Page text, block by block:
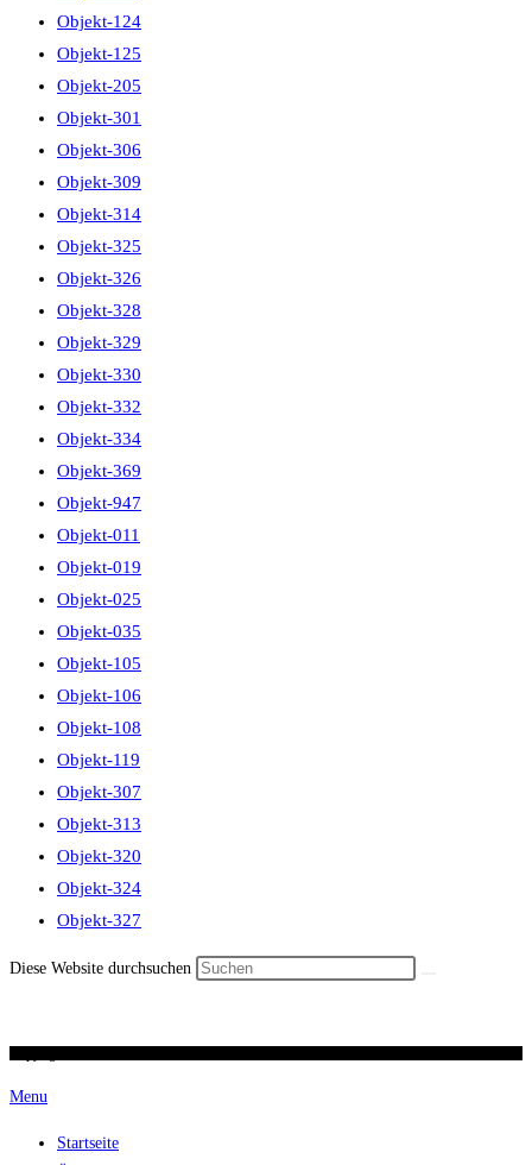
Objekt-124
Objekt-125
Objekt-205
Objekt-301
Objekt-306
Objekt-309
Objekt-314
Objekt-325
Objekt-326
Objekt-328
Objekt-329
Objekt-330
Objekt-332
Objekt-334
Objekt-369
Objekt-947
Objekt-011
Objekt-019
Objekt-025
Objekt-035
Objekt-105
Objekt-106
Objekt-108
Objekt-119
Objekt-307
Objekt-313
Objekt-320
Objekt-324
Objekt-327
Diese Website durchsuchen
Menu
Startseite